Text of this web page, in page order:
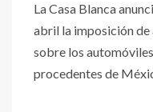
La Casa Blanca
abril la imposición de
sobre los
procedentes de